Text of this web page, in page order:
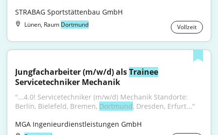
STRABAG Sportstättenbau GmbH
Lünen, Raum Dortmund Vollzeit
Jungfacharbeiter (m/w/d) als Trainee
Servicetechniker Mechanik
"...4.0! Servicetechniker (m/w/d) Mechanik Standorte:
Berlin, Bielefeld, Bremen, Dortmund, Dresden, Erfurt..."
MGA Ingenieurdienstleistungen GmbH